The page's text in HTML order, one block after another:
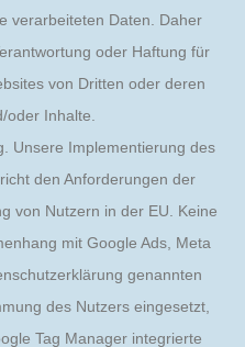
verarbeiteten Daten. Daher
oder Haftung für
von Dritten oder deren
oder Inhalte.
Unsere Implementierung des
den Anforderungen der
von Nutzern in der EU. Keine
mit Google Ads, Meta
genannten
des Nutzers eingesetzt,
Tag Manager integrierte